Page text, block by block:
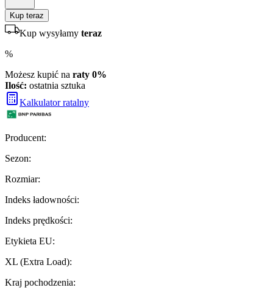
Kup teraz
Kup wysyłamy teraz
%
Możesz kupić na raty 0%
Ilość: ostatnia sztuka
Kalkulator ratalny
Producent:
Sezon:
Rozmiar:
Indeks ładowności:
Indeks prędkości:
Etykieta EU:
XL (Extra Load):
Kraj pochodzenia: